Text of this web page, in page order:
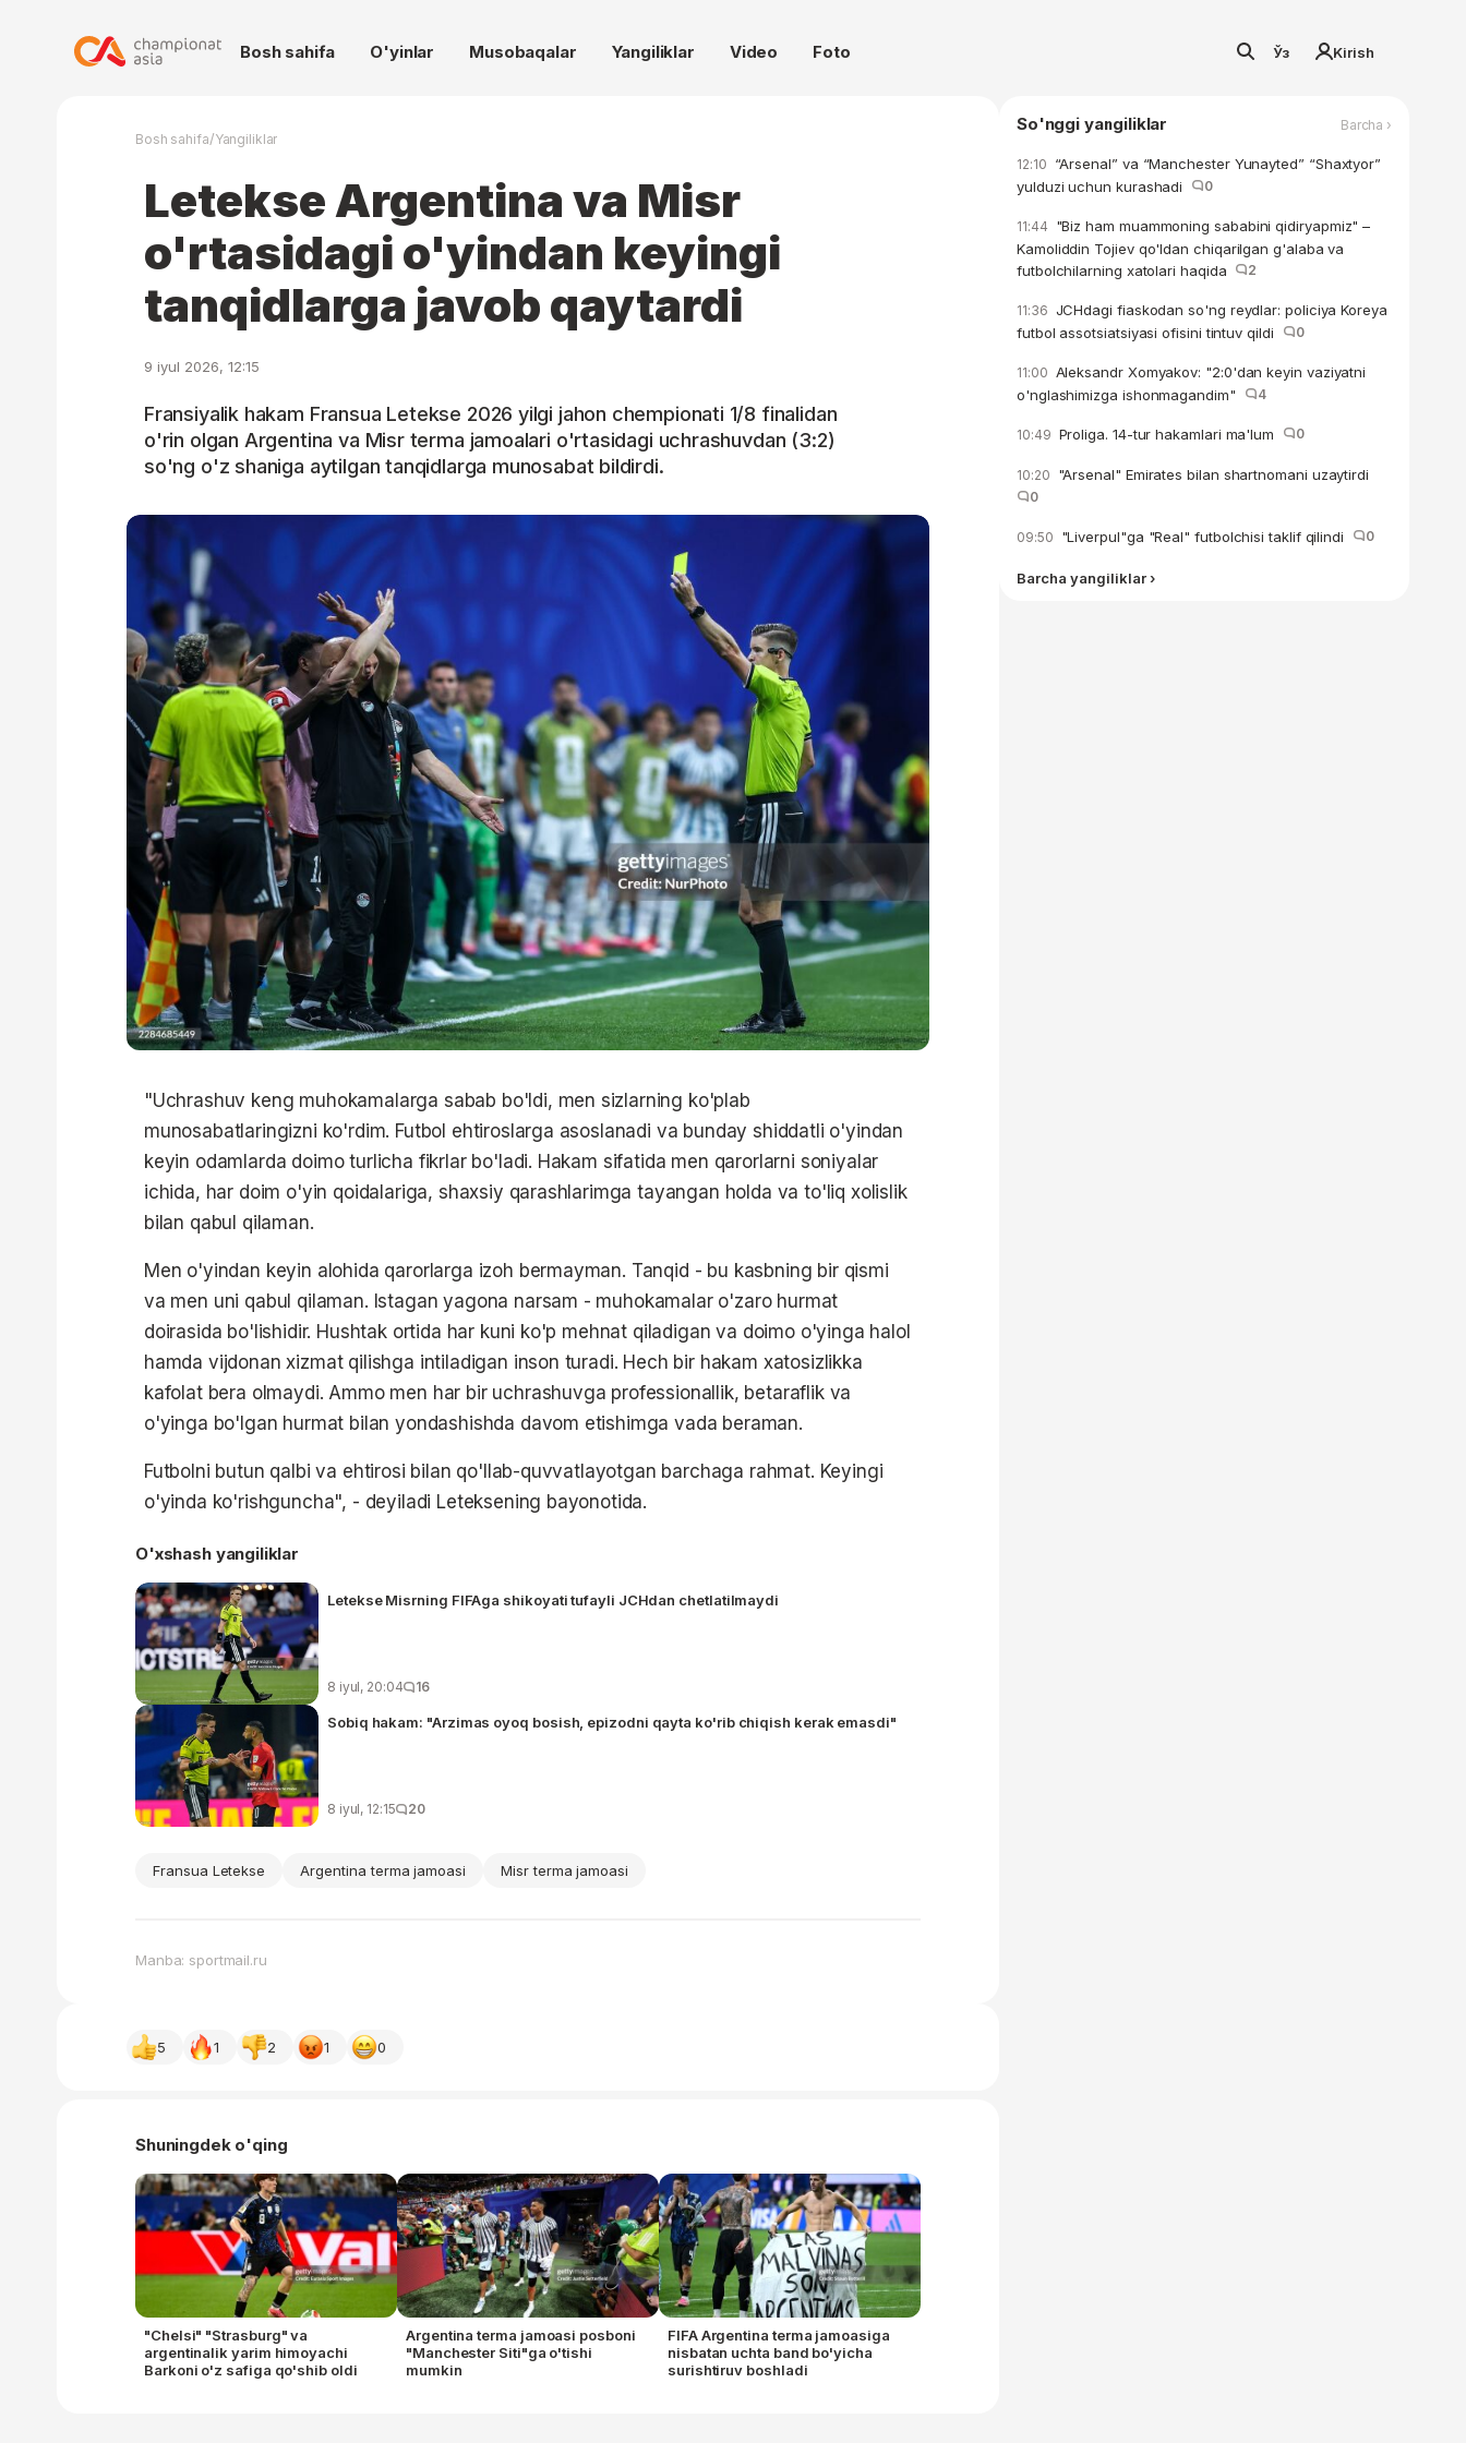
Bosh sahifa O'yinlar Musobaqalar Yangiliklar Video Foto Ўз Kirish
Bosh sahifa/Yangiliklar
Letekse Argentina va Misr
o'rtasidagi o'yindan keyingi
tanqidlarga javob qaytardi
9 iyul 2026, 12:15
Fransiyalik hakam Fransua Letekse 2026 yilgi jahon chempionati 1/8 finalidan
o'rin olgan Argentina va Misr terma jamoalari o'rtasidagi uchrashuvdan (3:2)
so'ng o'z shaniga aytilgan tanqidlarga munosabat bildirdi.
"Uchrashuv keng muhokamalarga sabab bo'ldi, men sizlarning ko'plab
munosabatlaringizni ko'rdim. Futbol ehtiroslarga asoslanadi va bunday shiddatli o'yindan
keyin odamlarda doimo turlicha fikrlar bo'ladi. Hakam sifatida men qarorlarni soniyalar
ichida, har doim o'yin qoidalariga, shaxsiy qarashlarimga tayangan holda va to'liq xolislik
bilan qabul qilaman.
Men o'yindan keyin alohida qarorlarga izoh bermayman. Tanqid - bu kasbning bir qismi
va men uni qabul qilaman. Istagan yagona narsam - muhokamalar o'zaro hurmat
doirasida bo'lishidir. Hushtak ortida har kuni ko'p mehnat qiladigan va doimo o'yinga halol
hamda vijdonan xizmat qilishga intiladigan inson turadi. Hech bir hakam xatosizlikka
kafolat bera olmaydi. Ammo men har bir uchrashuvga professionallik, betaraflik va
o'yinga bo'lgan hurmat bilan yondashishda davom etishimga vada beraman.
Futbolni butun qalbi va ehtirosi bilan qo'llab-quvvatlayotgan barchaga rahmat. Keyingi
o'yinda ko'rishguncha", - deyiladi Leteksening bayonotida.
O'xshash yangiliklar
Letekse Misrning FIFAga shikoyati tufayli JCHdan chetlatilmaydi
8 iyul, 20:04 16
Sobiq hakam: "Arzimas oyoq bosish, epizodni qayta ko'rib chiqish kerak emasdi"
8 iyul, 12:15 20
Fransua Letekse Argentina terma jamoasi Misr terma jamoasi
Manba: sportmail.ru
5 1 2 1 0
Shuningdek o'qing
"Chelsi" "Strasburg" va
argentinalik yarim himoyachi
Barkoni o'z safiga qo'shib oldi
Argentina terma jamoasi posboni
"Manchester Siti"ga o'tishi
mumkin
FIFA Argentina terma jamoasiga
nisbatan uchta band bo'yicha
surishtiruv boshladi
So'nggi yangiliklar Barcha ›
12:10 “Arsenal” va “Manchester Yunayted” “Shaxtyor”
yulduzi uchun kurashadi
0
11:44 "Biz ham muammoning sababini qidiryapmiz" –
Kamoliddin Tojiev qo'ldan chiqarilgan g'alaba va
futbolchilarning xatolari haqida
2
11:36 JCHdagi fiaskodan so'ng reydlar: policiya Koreya
futbol assotsiatsiyasi ofisini tintuv qildi
0
11:00 Aleksandr Xomyakov: "2:0'dan keyin vaziyatni
o'nglashimizga ishonmagandim"
4
10:49 Proliga. 14-tur hakamlari ma'lum 0
10:20 "Arsenal" Emirates bilan shartnomani uzaytirdi
0
09:50 "Liverpul"ga "Real" futbolchisi taklif qilindi 0
Barcha yangiliklar ›